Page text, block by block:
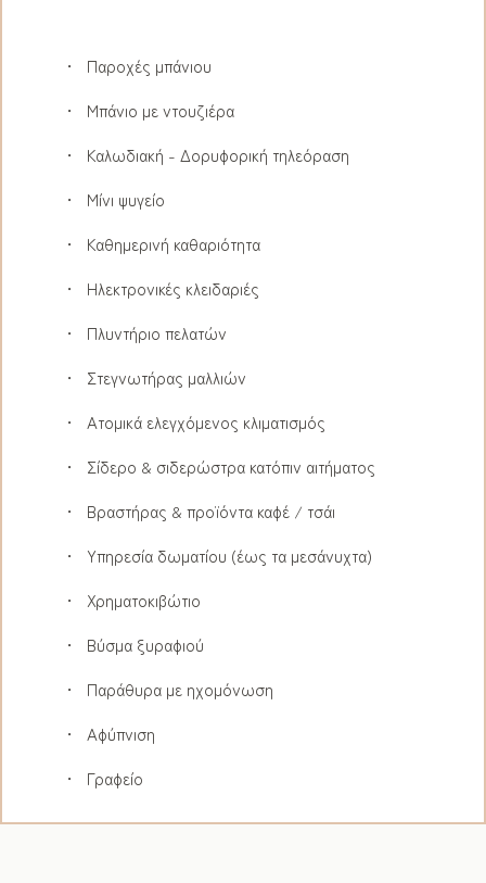
Παροχές μπάνιου
Μπάνιο με ντουζιέρα
Καλωδιακή - Δορυφορική τηλεόραση
Μίνι ψυγείο
Καθημερινή καθαριότητα
Ηλεκτρονικές κλειδαριές
Πλυντήριο πελατών
Στεγνωτήρας μαλλιών
Ατομικά ελεγχόμενος κλιματισμός
Σίδερο & σιδερώστρα κατόπιν αιτήματος
Βραστήρας & προϊόντα καφέ / τσάι
Υπηρεσία δωματίου (έως τα μεσάνυχτα)
Χρηματοκιβώτιο
Βύσμα ξυραφιού
Παράθυρα με ηχομόνωση
Αφύπνιση
Γραφείο